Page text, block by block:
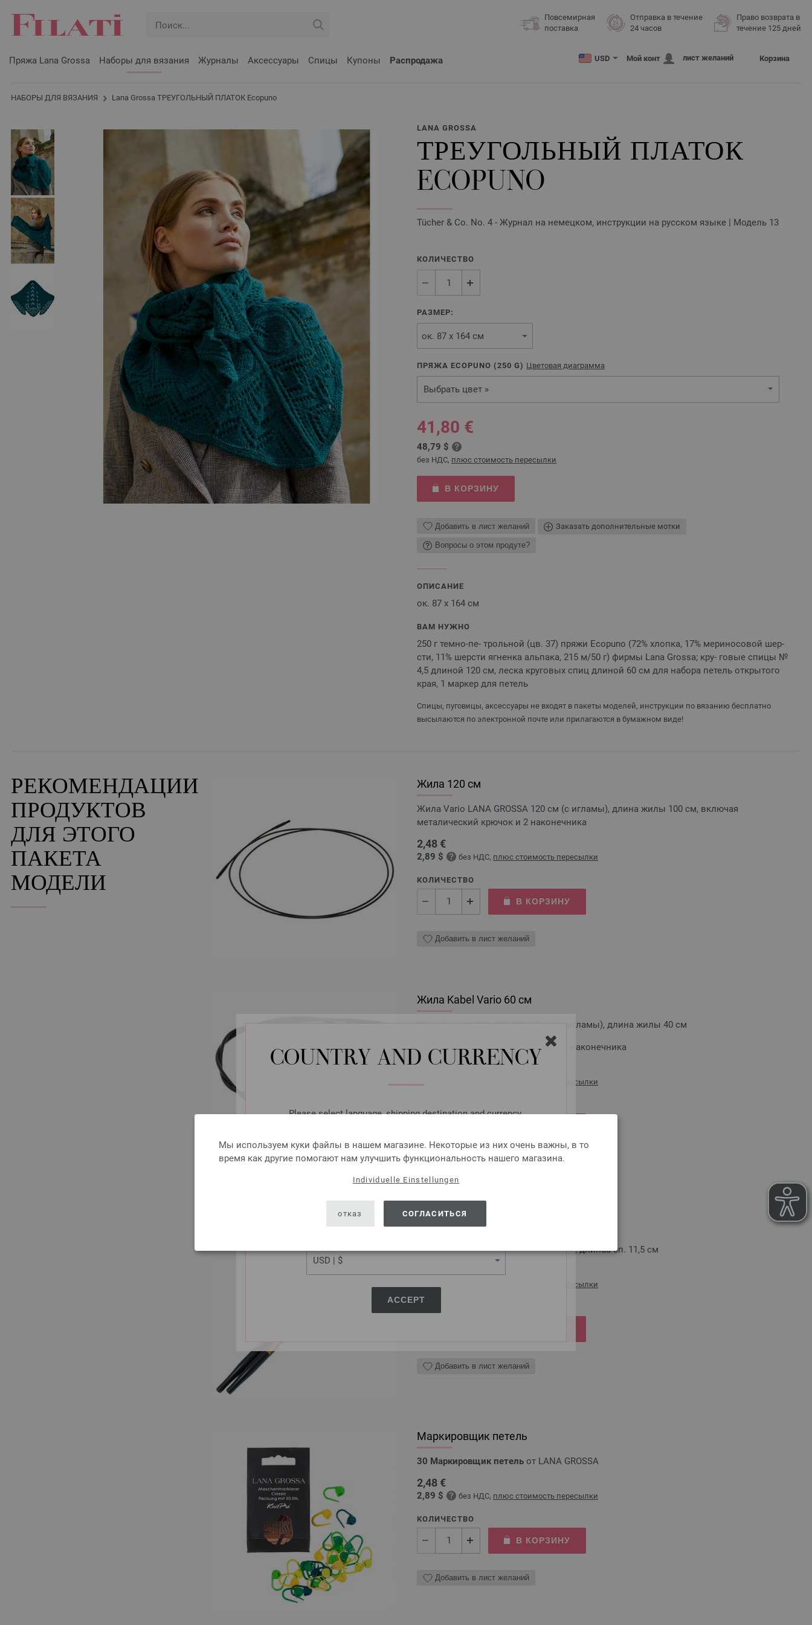
COUNTRY AND CURRENCY
Please select language, shipping destination and currency.
SHIPPING TO
USA - The United States of America
ACCEPT
Мы используем куки файлы в нашем магазине. Некоторые из них очень важны, в то
время как другие помогают нам улучшить функциональность нашего магазина.
Individuelle Einstellungen
отказ СОГЛАСИТЬСЯ
Повсемирная
поставка
Отправка в течение
24 часов
Право возврата в
течение 125 дней
Пряжа Lana Grossa Наборы для вязания Журналы Аксессуары Спицы Купоны Распродажа USD Мой конт лист желаний Корзина
НАБОРЫ ДЛЯ ВЯЗАНИЯ Lana Grossa ТРЕУГОЛЬНЫЙ ПЛАТОК Ecopuno
LANA GROSSA
ТРЕУГОЛЬНЫЙ ПЛАТОК
ECOPUNO
Tücher & Co. No. 4 - Журнал на немецком, инструкции на русском языке | Модель 13
КОЛИЧЕСТВО
РАЗМЕР:
ПРЯЖА ECOPUNO (250 G) Цветовая диаграмма
Выбрать цвет »
41,80 €
48,79 $
без НДС, плюс стоимость пересылки
В КОРЗИНУ
Добавить в лист желаний Заказать дополнительные мотки
Вопросы о этом продуте?
ОПИСАНИЕ
ок. 87 х 164 см
ВАМ НУЖНО
250 г темно-пе- трольной (цв. 37) пряжи Ecopuno (72% хлопка, 17% мериносовой шер-
сти, 11% шерсти ягненка альпака, 215 м/50 г) фирмы Lana Grossa; кру- говые спицы №
4,5 длиной 120 см, леска круговых спиц длиной 60 см для набора петель открытого
края, 1 маркер для петель
Спицы, пуговицы, аксессуары не входят в пакеты моделей, инструкции по вязанию бесплатно
высылаются по электронной почте или прилагаются в бумажном виде!
РЕКОМЕНДАЦИИ
ПРОДУКТОВ
ДЛЯ ЭТОГО
ПАКЕТА
МОДЕЛИ
Жила 120 см
Жила Vario LANA GROSSA 120 см (с игламы), длина жилы 100 см, включая
металический крючок и 2 наконечника
2,48 €
2,89 $ без НДС, плюс стоимость пересылки
КОЛИЧЕСТВО
В КОРЗИНУ
Добавить в лист желаний
Жила Kabel Vario 60 см
Жила Vario LANA GROSSA 60 см (с игламы), длина жилы 40 см
включая металический крючок и 2 наконечника
2,48 €
плюс стоимость пересылки
Добавить в лист желаний
Кончики Design-Holz Multicolor № 4,5
Кончики Design-Holz Multicolor № 4,5, длинаа сп. 11,5 см
плюс стоимость пересылки
Добавить в лист желаний
Маркировщик петель
30 Маркировщик петель от LANA GROSSA
2,48 €
2,89 $ без НДС, плюс стоимость пересылки
КОЛИЧЕСТВО
В КОРЗИНУ
Добавить в лист желаний